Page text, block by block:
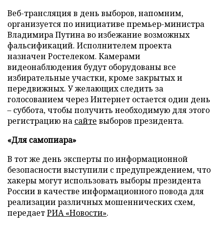
Веб-трансляция в день выборов, напомним,
организуется по инициативе премьер-министра
Владимира Путина во избежание возможных
фальсификаций. Исполнителем проекта
назначен Ростелеком. Камерами
видеонаблюдения будут оборудованы все
избирательные участки, кроме закрытых и
передвижных. У желающих следить за
голосованием через Интернет остается один день
– суббота, чтобы получить необходимую для этого
регистрацию на сайте выборов президента.
«Для самопиара»
В тот же день эксперты по информационной
безопасности выступили с предупреждением, что
хакеры могут использовать выборы президента
России в качестве информационного повода для
реализации различных мошеннических схем,
передаетРИА «Новости».